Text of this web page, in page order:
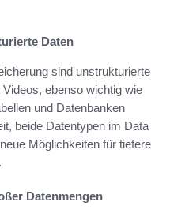
Daten
sind unstrukturierte
ebenso wichtig wie
und Datenbanken
beide Datentypen im Data
Möglichkeiten für tiefere
Datenmengen